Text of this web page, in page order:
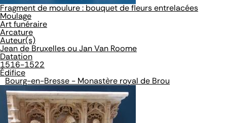
Fragment de moulure : bouquet de fleurs entrelacées
Moulage
Art funéraire
Arcature
Auteur(s)
Jean de Bruxelles ou Jan Van Roome
Datation
1516-1522
Édifice
Bourg-en-Bresse - Monastère royal de Brou